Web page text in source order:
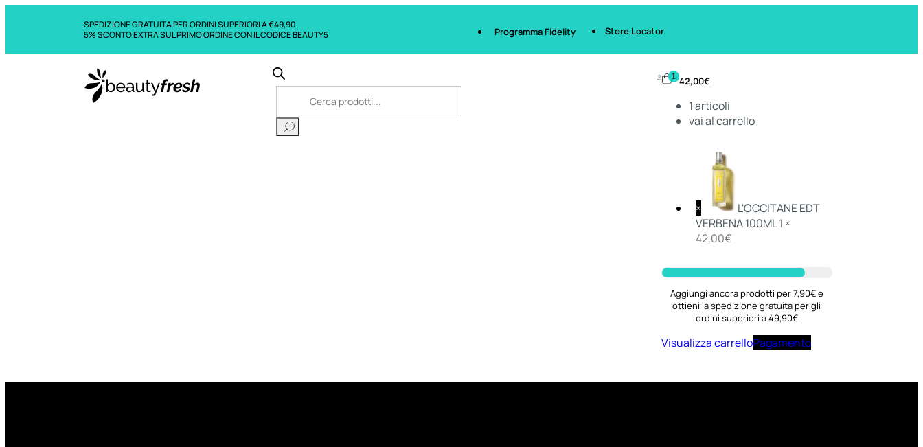
SPEDIZIONE GRATUITA PER ORDINI SUPERIORI A €49,90
5% SCONTO EXTRA SUL PRIMO ORDINE CON IL CODICE BEAUTY5
Programma Fidelity Store Locator
1 42,00€
1articoli
vai al carrello
×
L'OCCITANE EDT
VERBENA 100ML1 ×
42,00€
Aggiungi ancora prodotti per 7,90€ e
ottieni la spedizione gratuita per gli
ordini superiori a 49,90€
Visualizza carrelloPagamento